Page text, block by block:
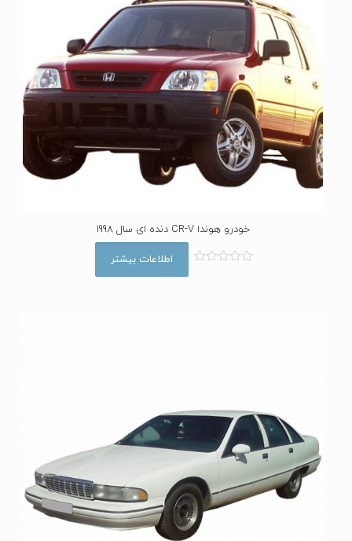
خودرو هوندا CR-V دنده ای سال 1998
اطلاعات بیشتر